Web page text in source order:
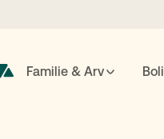
Familie & Arv